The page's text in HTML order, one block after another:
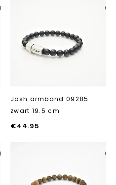
Josh armband 09285
zwart 19.5 cm
€44.95